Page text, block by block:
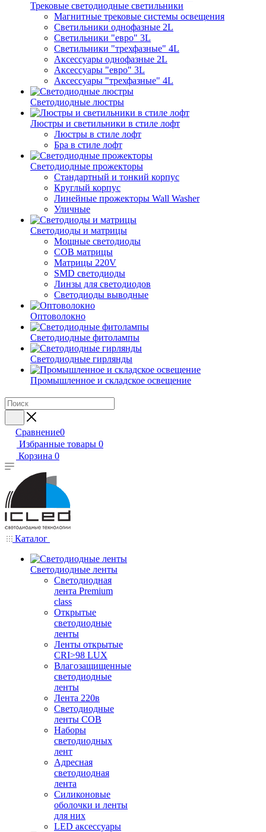
Трековые светодиодные светильники
Магнитные трековые системы освещения
Светильники однофазные 2L
Светильники "евро" 3L
Светильники "трехфазные" 4L
Аксессуары однофазные 2L
Аксессуары "евро" 3L
Аксессуары "трехфазные" 4L
Светодиодные люстры
Люстры и светильники в стиле лофт
Люстры в стиле лофт
Бра в стиле лофт
Светодиодные прожекторы
Стандартный и тонкий корпус
Круглый корпус
Линейные прожекторы Wall Washer
Уличные
Светодиоды и матрицы
Мощные светодиоды
COB матрицы
Матрицы 220V
SMD светодиоды
Линзы для светодиодов
Светодиоды выводные
Оптоволокно
Светодиодные фитолампы
Светодиодные гирлянды
Промышленное и складское освещение
Сравнение0
Избранные товары 0
Корзина 0
Каталог
Светодиодные ленты
Светодиодная
лента Premium
class
Открытые
светодиодные
ленты
Ленты открытые
CRI>98 LUX
Влагозащищенные
светодиодные
ленты
Лента 220в
Светодиодные
ленты COB
Наборы
светодиодных
лент
Адресная
светодиодная
лента
Силиконовые
оболочки и ленты
для них
LED аксессуары